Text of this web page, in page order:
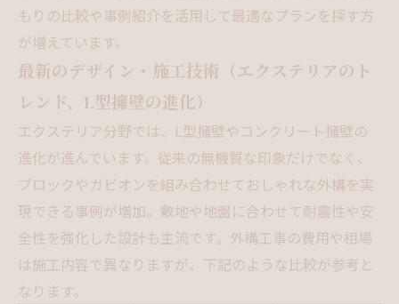
もりの比較や事例紹介を活用して最適なプランを探す方
が増えています。
最新のデザイン・施工技術（エクステリアのト
レンド、L型擁壁の進化）
エクステリア分野では、L型擁壁やコンクリート擁壁の
進化が進んでいます。従来の無機質な印象だけでなく、
ブロックやガビオンを組み合わせておしゃれな外構を実
現できる事例が増加。敷地や地盤に合わせて耐震性や安
全性を強化した設計も主流です。外構工事の費用や相場
は施工内容で異なりますが、下記のような比較が参考と
なります。